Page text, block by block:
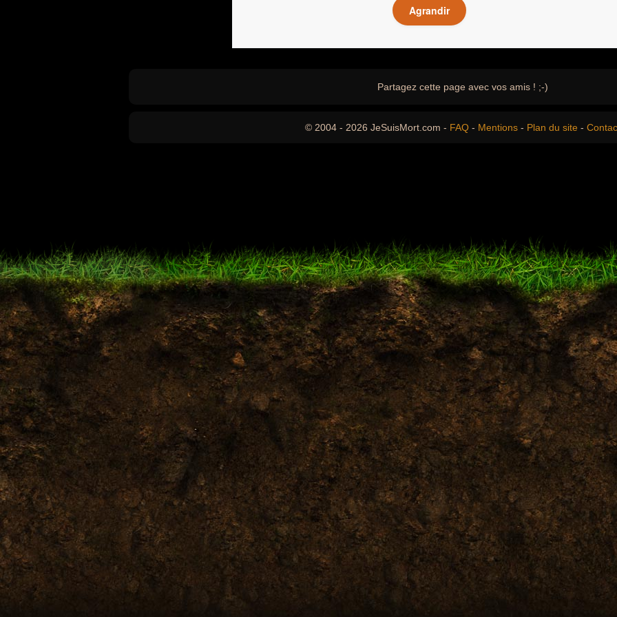
Agrandir
Partagez cette page avec vos amis ! ;-)
© 2004 - 2026 JeSuisMort.com - FAQ - Mentions - Plan du site -